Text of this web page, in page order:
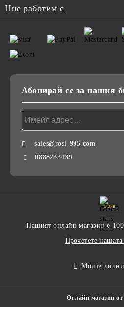
Ние работим с
Абонирай се за нашия
sales@rosi-995.com
0888233439
GDPR
Нашият онлайн магазин е
Прочетете
Моите
Онлайн магазин